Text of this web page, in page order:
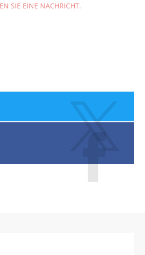
SIE EINE NACHRICHT.